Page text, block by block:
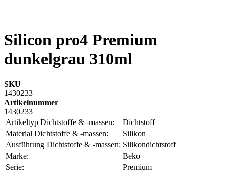
Silicon pro4 Premium
dunkelgrau 310ml
SKU
1430233
Artikelnummer
1430233
Artikeltyp Dichtstoffe & -massen:
Dichtstoff
Material Dichtstoffe & -massen:
Silikon
Ausführung Dichtstoffe & -massen: Silikondichtstoff
Marke:
Beko
Serie:
Premium